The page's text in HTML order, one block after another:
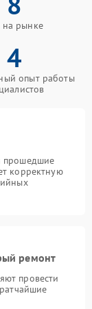
на рынке
4
опыт работы
прошедшие
корректную
ремонт
провести